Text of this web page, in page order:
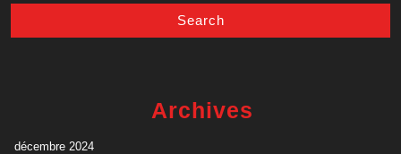
Archives
décembre 2024